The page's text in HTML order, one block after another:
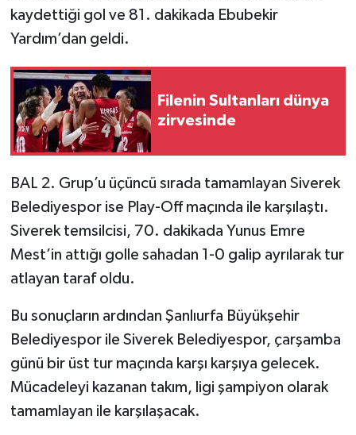
kaydettiği gol ve 81. dakikada Ebubekir
Yardım’dan geldi.
Filenin Sultanları dünya
zirvesinde
BAL 2. Grup’u üçüncü sırada tamamlayan Siverek
Belediyespor ise Play-Off maçında ile karşılaştı.
Siverek temsilcisi, 70. dakikada Yunus Emre
Mest’in attığı golle sahadan 1-0 galip ayrılarak tur
atlayan taraf oldu.
Bu sonuçların ardından Şanlıurfa Büyükşehir
Belediyespor ile Siverek Belediyespor, çarşamba
günü bir üst tur maçında karşı karşıya gelecek.
Mücadeleyi kazanan takım, ligi şampiyon olarak
tamamlayan ile karşılaşacak.